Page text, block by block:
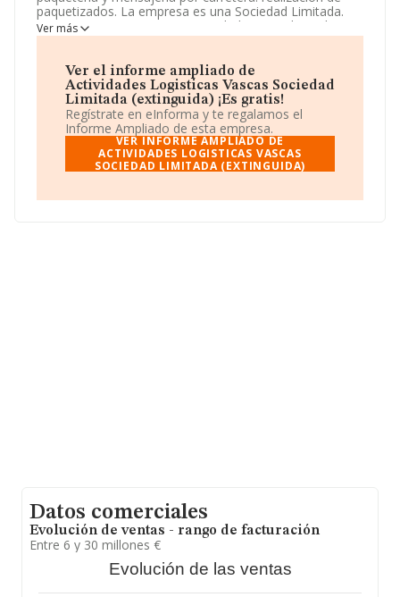
paquetizados. La empresa es una Sociedad Limitada.
Tiene CNAE: 5320 - 'Otras actividades postales y de
correos'. No realiza actividad de importación y/o
El número de empleados ha disminuido un 26% y según
las cifras existentes en la base de datos de INFORMA, el
número de empleados ha estado por encima de la
media de sector.
Es posible ponerse en contacto con la empresa a través
del teléfono 944409252 y su correo es
página web aquí:www.ontime.es.
Ver más
Ver el informe ampliado de
Actividades Logisticas Vascas Sociedad
Limitada (extinguida) ¡Es gratis!
Regístrate en eInforma y te regalamos el
Informe Ampliado de esta empresa.
VER INFORME AMPLIADO DE
ACTIVIDADES LOGISTICAS VASCAS
SOCIEDAD LIMITADA (EXTINGUIDA)
Datos comerciales
Evolución de ventas - rango de facturación
Entre 6 y 30 millones €
Evolución de las ventas